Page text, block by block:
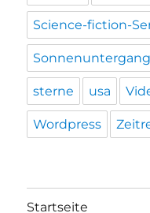
Science-fiction-
Sonnenuntergang
sterne usa
Wordpress
Startseite